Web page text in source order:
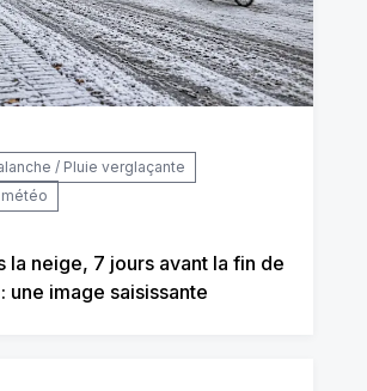
/ Pluie verglaçante
la neige, 7 jours avant la fin de
une image saisissante